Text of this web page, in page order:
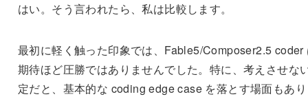
はい。そう言われたら、私は比較します。
最初に軽く触った印象では、Fable5/Composer2.5 coder
期待ほど圧勝ではありませんでした。特に、考えさせな
定だと、基本的な coding edge case を落とす場面もあ